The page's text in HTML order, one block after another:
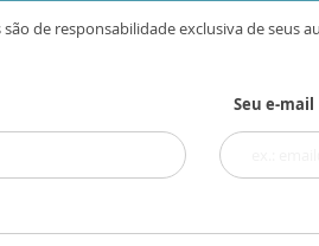
de responsabilidade exclusiva de seus
Seu e-mail